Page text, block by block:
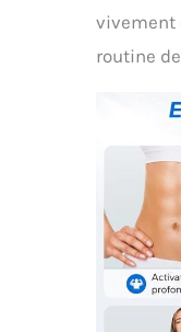
vivement
routine